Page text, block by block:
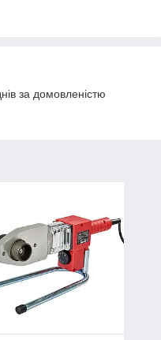
за домовленістю